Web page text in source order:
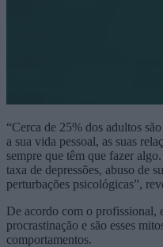
“Cerca de 25% dos adultos
a sua vida pessoal, as suas
sempre que têm que fazer
taxa de depressões, abuso de
perturbações psicológicas”,
De acordo com o profissional,
procrastinação e são esses
comportamentos.